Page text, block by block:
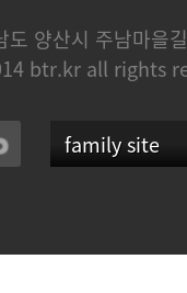
도 양산시 주남마을
btr.kr all rights
family site